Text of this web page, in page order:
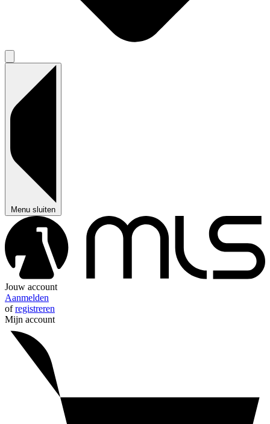
Menu sluiten
Jouw account
Aanmelden
ofregistreren
Mijn account